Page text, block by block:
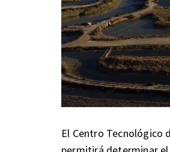
El Centro Tecnológico